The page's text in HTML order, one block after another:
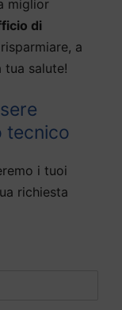
miglior
di
a
tua salute!
tecnico
i tuoi
richiesta